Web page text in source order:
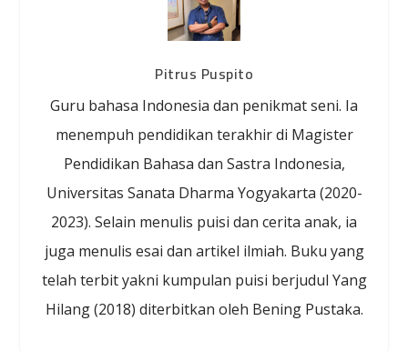
Pitrus Puspito
Guru bahasa Indonesia dan penikmat seni. Ia
menempuh pendidikan terakhir di Magister
Pendidikan Bahasa dan Sastra Indonesia,
Universitas Sanata Dharma Yogyakarta (2020-
2023). Selain menulis puisi dan cerita anak, ia
juga menulis esai dan artikel ilmiah. Buku yang
telah terbit yakni kumpulan puisi berjudul Yang
Hilang (2018) diterbitkan oleh Bening Pustaka.